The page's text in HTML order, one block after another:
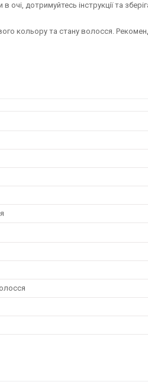
дотримуйтесь інструкції та
кольору та стану волосся.